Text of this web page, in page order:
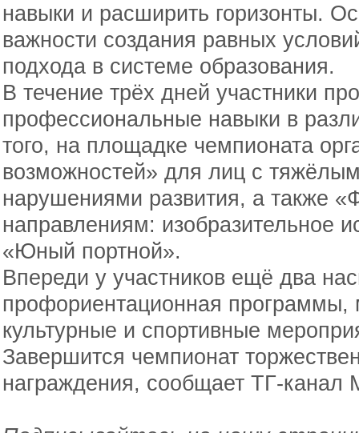
навыки и расширить горизонты.
важности создания равных
подхода в системе образования.
В течение трёх дней участники
профессиональные навыки в
того, на площадке чемпионата
возможностей» для лиц с
нарушениями развития, а также
направлениям: изобразительное
«Юный портной».
Впереди у участников ещё два
профориентационная программы,
культурные и спортивные
Завершится чемпионат
награждения, сообщает ТГ-канал